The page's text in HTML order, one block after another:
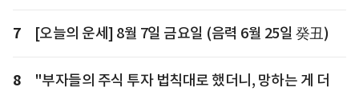
7 [오늘의 운세] 8월 7일 금요일 (음력 6월 25일 癸丑)
8
"부자들의 주식 투자 법칙대로 했더니, 망하는 게 더